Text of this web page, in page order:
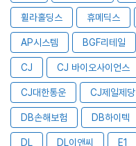
휠라홀딩스 휴메딕스
AP시스템 BGF리테일
CJ CJ 바이오사이언스
CJ대한통운 CJ제일제당
DB손해보험 DB하이텍
DL DL이앤씨 E1